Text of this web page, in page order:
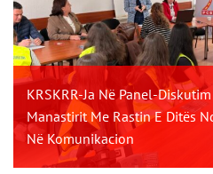
KRSKRR-Ja Në Panel-
Manastirit Me Rastin E Ditës
Në Komunikacion